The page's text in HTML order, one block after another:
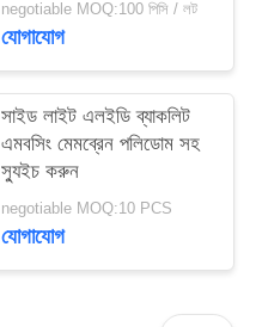
negotiable MOQ:100 পিসি / লট
যোগাযোগ
সাইড লাইট এলইডি ব্যাকলিট
এমবসিং মেমব্রেন পলিডোম সহ
স্যুইচ করুন
negotiable MOQ:10 PCS
যোগাযোগ